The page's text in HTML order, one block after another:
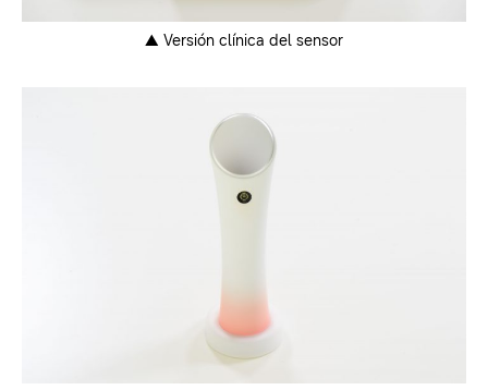
▲ Versión clínica del sensor